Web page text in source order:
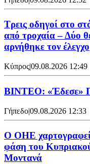
Τρεις οδηγοί στο
από τροχαία – Δύο
αρνήθηκε τον έλεγχο
Κύπρος|09.08.2026 12:49
ΒΙΝΤΕΟ: «Έδεσε»
Γήπεδο|09.08.2026 12:33
Ο ΟΗΕ χαρτογραφεί
φάση του
Μοντανά